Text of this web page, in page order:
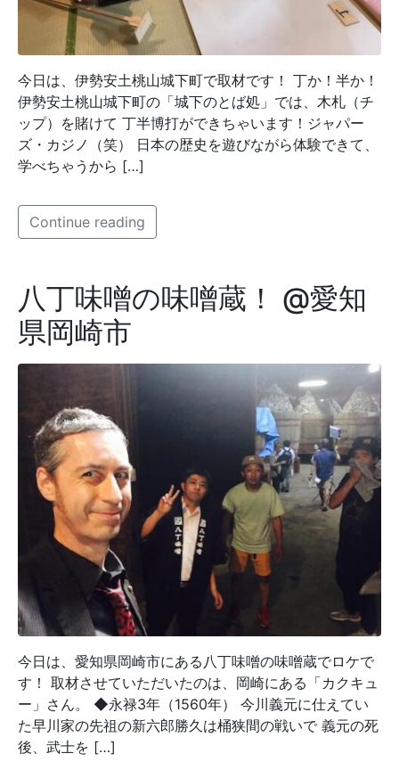
今日は、伊勢安土桃山城下町で取材です！ 丁か！半か！
伊勢安土桃山城下町の「城下のとば処」では、木札（チ
ップ）を賭けて 丁半博打ができちゃいます！ジャパー
ズ・カジノ（笑） 日本の歴史を遊びながら体験できて、
学べちゃうから […]
Continue reading
八丁味噌の味噌蔵！ @愛知
県岡崎市
今日は、愛知県岡崎市にある八丁味噌の味噌蔵でロケで
す！ 取材させていただいたのは、岡崎にある「カクキュ
ー」さん。 ◆永禄3年（1560年） 今川義元に仕えてい
た早川家の先祖の新六郎勝久は桶狭間の戦いで 義元の死
後、武士を […]